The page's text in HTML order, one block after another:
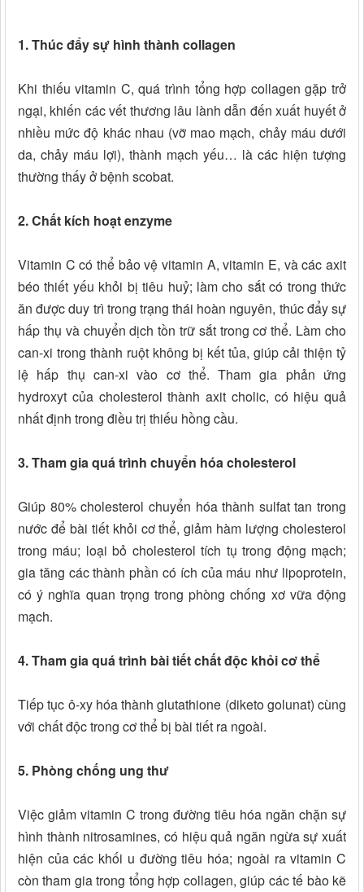
1. Thúc đẩy sự hình thành collagen
Khi thiếu vitamin C, quá trình tổng hợp collagen gặp trở
ngại, khiến các vết thương lâu lành dẫn đến xuất huyết ở
nhiều mức độ khác nhau (vỡ mao mạch, chảy máu dưới
da, chảy máu lợi), thành mạch yếu… là các hiện tượng
thường thấy ở bệnh scobat.
2. Chất kích hoạt enzyme
Vitamin C có thể bảo vệ vitamin A, vitamin E, và các axit
béo thiết yếu khỏi bị tiêu huỷ; làm cho sắt có trong thức
ăn được duy trì trong trạng thái hoàn nguyên, thúc đẩy sự
hấp thụ và chuyển dịch tồn trữ sắt trong cơ thể. Làm cho
can-xi trong thành ruột không bị kết tủa, giúp cải thiện tỷ
lệ hấp thụ can-xi vào cơ thể. Tham gia phản ứng
hydroxyt của cholesterol thành axit cholic, có hiệu quả
nhất định trong điều trị thiếu hồng cầu.
3. Tham gia quá trình chuyển hóa cholesterol
Giúp 80% cholesterol chuyển hóa thành sulfat tan trong
nước để bài tiết khỏi cơ thể, giảm hàm lượng cholesterol
trong máu; loại bỏ cholesterol tích tụ trong động mạch;
gia tăng các thành phần có ích của máu như lipoprotein,
có ý nghĩa quan trọng trong phòng chống xơ vữa động
mạch.
4. Tham gia quá trình bài tiết chất độc khỏi cơ thể
Tiếp tục ô-xy hóa thành glutathione (diketo golunat) cùng
với chất độc trong cơ thể bị bài tiết ra ngoài.
5. Phòng chống ung thư
Việc giảm vitamin C trong đường tiêu hóa ngăn chặn sự
hình thành nitrosamines, có hiệu quả ngăn ngừa sự xuất
hiện của các khối u đường tiêu hóa; ngoài ra vitamin C
còn tham gia trong tổng hợp collagen, giúp các tế bào kẽ